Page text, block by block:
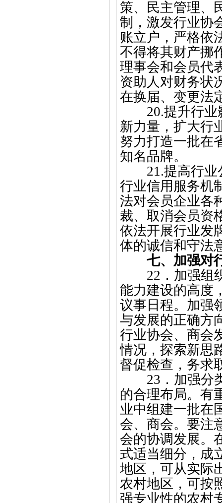
策、民主管理、
制，激发行业协
账立户，严格依
不得将其财产挪
理事会和会员代
资助人对财务状
在换届、变更法
20.提升行
新力量，扩大行
努力打造一批在
知名品牌。
21.提高行
行业信用服务机
法对会员企业各
裁、取消会员资
依法开展行业发
体的诚信和守法
七、加强对
22．加强组
能力建设的高度
议事日程。加强
与发展的正确方
行业协会、商会
情况，探索新思
督促检查，务求
23．加强分
的合理布局。有
业中组建一批在
会、商会。要注
会的协调发展。
式适当细分，成
地区，可从实际
农村地区，可按
强专业性的农村